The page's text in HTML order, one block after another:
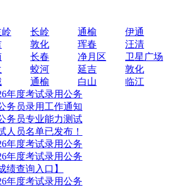
岭 长岭 通榆 伊通
敦化 珲春 汪清
长春 净月区 卫星广场
蛟河 延吉 敦化
通榆 白山 临江
年度考试录用公务
务员录用工作通知
务员专业能力测试
人员名单已发布！
年度考试录用公务
年度考试录用公务
绩查询入口】
年度考试录用公务